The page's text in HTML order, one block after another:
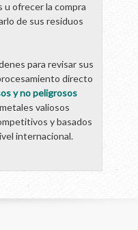
ofrecer la compra
de sus residuos
para revisar sus
directo
y no peligrosos
valiosos
y basados
internacional.